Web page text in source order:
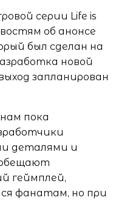
серии Life is
об анонсе
был сделан на
новой
запланирован
пока
деталями и
геймплей,
фанатам, но при